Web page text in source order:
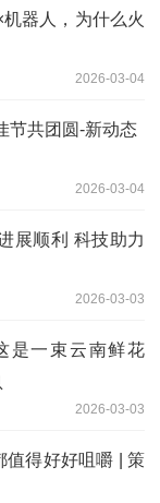
器人，为什么火
2026-03-04
节共团圆-新动态
2026-03-04
展顺利 科技助力
2026-03-03
是一束云南鲜花
2026-03-03
值得好好咀嚼 | 策